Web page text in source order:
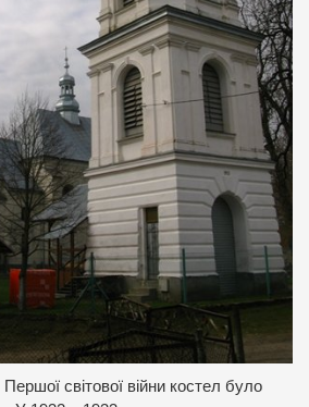
світової війни костел було